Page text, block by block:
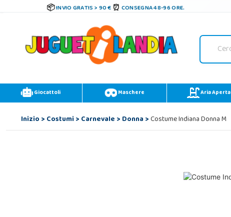
INVIO GRATIS > 90 € CONSEGNA 48-96 ORE.
Giocattoli Maschere Aria Aperta
Inizio>Costumi>Carnevale>Donna>Costume Indiana Donna M